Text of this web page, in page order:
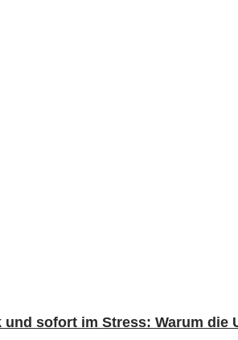
und sofort im Stress: Warum